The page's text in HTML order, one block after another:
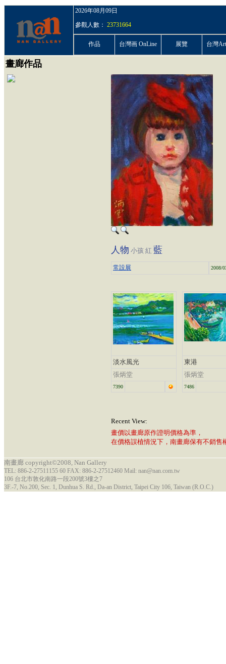
2026年08月09日
參觀人數： 23731664
作品 台灣画 OnLine 展覽 台灣
畫廊作品
人物 小孩 紅 藍
常設展 2008/
淡水風光
張炳堂
7390
東港
張炳堂
7486
Recent View:
畫價以畫廊原作證明價格為準，
在價格誤植情況下，南畫廊保有不銷售
南畫廊 copyright©2008, Nan Gallery
TEL: 886-2-27511155 60 FAX: 886-2-27512460 Mail: nan@nan.com.tw
106 台北市敦化南路一段200號3樓之7
3F.-7, No.200, Sec. 1, Dunhua S. Rd., Da-an District, Taipei City 106, Taiwan (R.O.C.)